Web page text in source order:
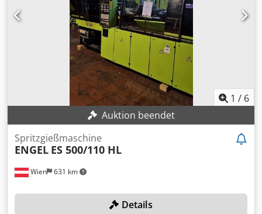
freier Nachbarbox. 125 mm max. Werkzeuglänge 300 mm
max. Werkzeuggewicht 8,0 kg Wechselzeit Werkzeug -
Werkzeug 1,3 sec Wechselzeit Span - Span 4,1 - max. 9,2
sec Eilgang ( X / Y / Z ) 36 / 36 / 20 m/min
Vorschubgeschwindigkeit max. 6.000 mm/min
Tippvorschubgeschwindigkeit 1 - 5.000 mm/min
Gesamtleistungsbedarf 27 kVA Maschinengewicht ca. 6,1 t
Raumbedarf ca. 3,5 x 3,0 x 2,8 m CNC -
Bearbeitungszentrum Vertikal MORI SEIKI - DuraVertical
1 / 6
Auktion beendet
Wien 631 km
Spritzgießmaschine
ENGEL ES 500/110 HL
Details